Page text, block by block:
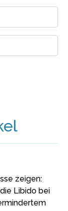
zeigen:
Libido bei